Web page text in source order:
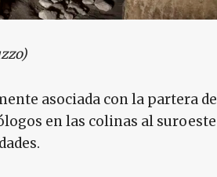
asociada con la partera de
en las colinas al suroeste